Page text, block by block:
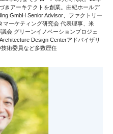
きアーキテクトを創業。由紀ホールデ
GmbH Senior Advisor、ファクトリー
マーケティング研究会 代表理事、米
会 グリーンイノベーションプロジェ
Design Centerアドバイザリ
術委員など多数歴任